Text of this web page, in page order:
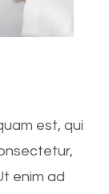
est, qui
enim ad